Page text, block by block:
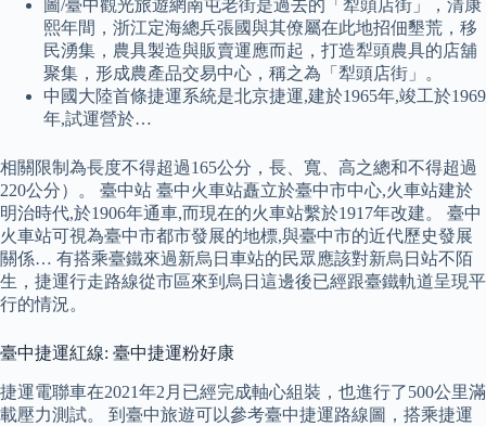
圖/臺中觀光旅遊網南屯老街是過去的「犁頭店街」，清康
熙年間，浙江定海總兵張國與其僚屬在此地招佃墾荒，移
民湧集，農具製造與販賣運應而起，打造犁頭農具的店舖
聚集，形成農產品交易中心，稱之為「犁頭店街」。
中國大陸首條捷運系統是北京捷運,建於1965年,竣工於1969
年,試運營於…
相關限制為長度不得超過165公分，長、寬、高之總和不得超過
220公分）。 臺中站 臺中火車站矗立於臺中市中心,火車站建於
明治時代,於1906年通車,而現在的火車站繫於1917年改建。 臺中
火車站可視為臺中市都市發展的地標,與臺中市的近代歷史發展
關係… 有搭乘臺鐵來過新烏日車站的民眾應該對新烏日站不陌
生，捷運行走路線從市區來到烏日這邊後已經跟臺鐵軌道呈現平
行的情況。
臺中捷運紅線: 臺中捷運粉好康
捷運電聯車在2021年2月已經完成軸心組裝，也進行了500公里滿
載壓力測試。 到臺中旅遊可以參考臺中捷運路線圖，搭乘捷運